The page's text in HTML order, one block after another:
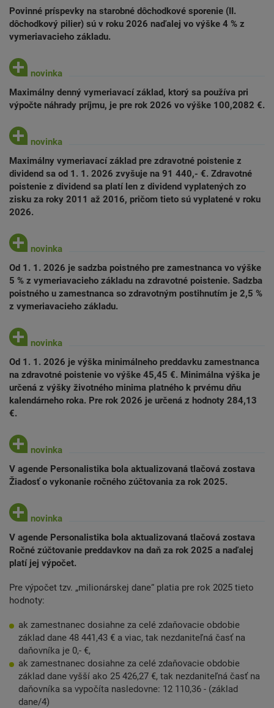
Povinné príspevky na starobné dôchodkové sporenie (II.
dôchodkový pilier) sú v roku 2026 naďalej vo výške 4 % z
vymeriavacieho základu.
Maximálny denný vymeriavací základ, ktorý sa používa pri
výpočte náhrady príjmu, je pre rok 2026 vo výške 100,2082 €.
Maximálny vymeriavací základ pre zdravotné poistenie z
dividend sa od 1. 1. 2026 zvyšuje na 91 440,- €. Zdravotné
poistenie z dividend sa platí len z dividend vyplatených zo
zisku za roky 2011 až 2016, pričom tieto sú vyplatené v roku
2026.
Od 1. 1. 2026 je sadzba poistného pre zamestnanca vo výške
5 % z vymeriavacieho základu na zdravotné poistenie. Sadzba
poistného u zamestnanca so zdravotným postihnutím je 2,5 %
z vymeriavacieho základu.
Od 1. 1. 2026 je výška minimálneho preddavku zamestnanca
na zdravotné poistenie vo výške 45,45 €. Minimálna výška je
určená z výšky životného minima platného k prvému dňu
kalendárneho roka. Pre rok 2026 je určená z hodnoty 284,13
€.
V agende Personalistika bola aktualizovaná tlačová zostava
Žiadosť o vykonanie ročného zúčtovania za rok 2025.
V agende Personalistika bola aktualizovaná tlačová zostava
Ročné zúčtovanie preddavkov na daň za rok 2025 a naďalej
platí jej výpočet.
Pre výpočet tzv. „milionárskej dane“ platia pre rok 2025 tieto
hodnoty:
ak zamestnanec dosiahne za celé zdaňovacie obdobie
základ dane 48 441,43 € a viac, tak nezdaniteľná časť na
daňovníka je 0,- €,
ak zamestnanec dosiahne za celé zdaňovacie obdobie
základ dane vyšší ako 25 426,27 €, tak nezdaniteľná časť na
daňovníka sa vypočíta nasledovne: 12 110,36 - (základ
dane/4)